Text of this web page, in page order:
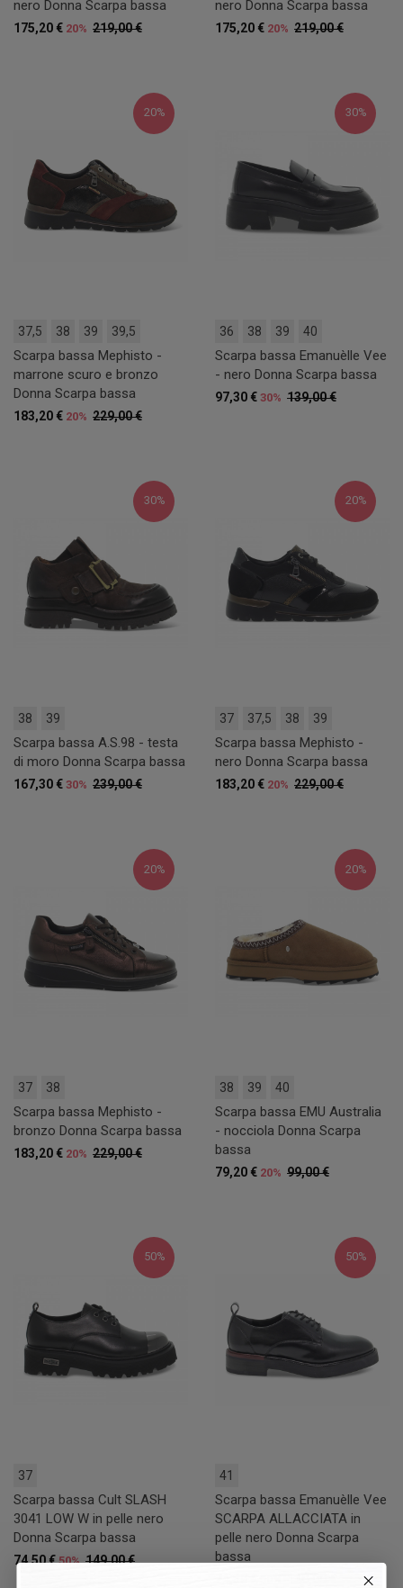
nero Donna Scarpa bassa
219,00 €
175,20 € 20%
nero Donna Scarpa bassa
219,00 €
175,20 € 20%
20%
37,5 38 39 39,5
Scarpa bassa Mephisto -
marrone scuro e bronzo
Donna Scarpa bassa
229,00 €
183,20 € 20%
30%
36 38 39 40
Scarpa bassa Emanuèlle Vee
- nero Donna Scarpa bassa
139,00 €
97,30 € 30%
30%
38 39
Scarpa bassa A.S.98 - testa
di moro Donna Scarpa bassa
239,00 €
167,30 € 30%
20%
37 37,5 38 39
Scarpa bassa Mephisto -
nero Donna Scarpa bassa
229,00 €
183,20 € 20%
20%
37 38
Scarpa bassa Mephisto -
bronzo Donna Scarpa bassa
229,00 €
183,20 € 20%
20%
38 39 40
Scarpa bassa EMU Australia
- nocciola Donna Scarpa
bassa
99,00 €
79,20 € 20%
50%
37
Scarpa bassa Cult SLASH
3041 LOW W in pelle nero
Donna Scarpa bassa
149,00 €
74,50 €50%
50%
41
Scarpa bassa Emanuèlle Vee
SCARPA ALLACCIATA in
pelle nero Donna Scarpa
bassa